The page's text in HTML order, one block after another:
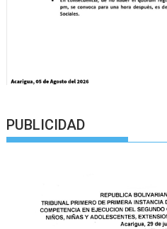
PUBLICIDAD